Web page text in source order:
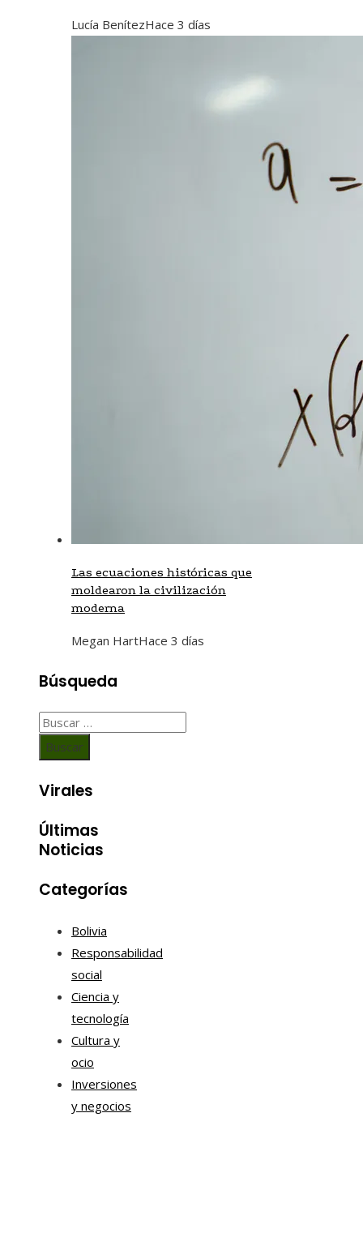
Lucía BenítezHace 3 días
Las ecuaciones históricas que
moldearon la civilización
moderna
Megan HartHace 3 días
Búsqueda
Buscar:
Virales
Últimas
Noticias
Categorías
Bolivia
Responsabilidad
social
Ciencia y
tecnología
Cultura y
ocio
Inversiones
y negocios